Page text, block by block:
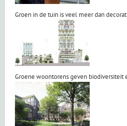
Groen in de tuin is veel meer dan
Groene woontorens geven biodiversiteit